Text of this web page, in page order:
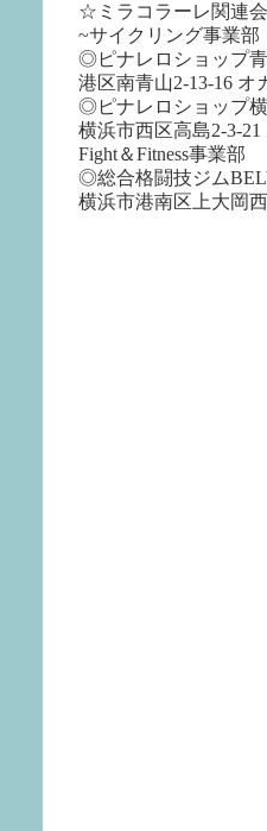
☆ミラコラーレ関連
~サイクリング事業部
◎ピナレロショップ
港区南青山2-13-16 オ
◎ピナレロショップ
横浜市西区高島2-3-
Fight＆Fitness事業部
◎総合格闘技ジム
横浜市港南区上大岡